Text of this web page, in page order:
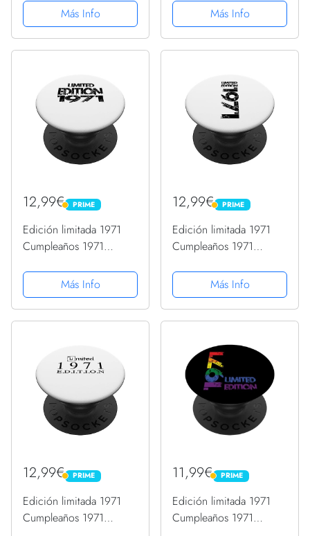
PopSockets PopGrip
Intercambiable
Más Info
PopSockets PopGrip
Intercambiable
Más Info
12,99€ PRIME
PRIME
Edición limitada 1971
Cumpleaños 1971
PopSockets PopGrip
Intercambiable
Más Info
12,99€ PRIME
PRIME
Edición limitada 1971
Cumpleaños 1971
PopSockets PopGrip
Intercambiable
Más Info
12,99€ PRIME
PRIME
Edición limitada 1971
Cumpleaños 1971
11,99€ PRIME
PRIME
Edición limitada 1971
Cumpleaños 1971